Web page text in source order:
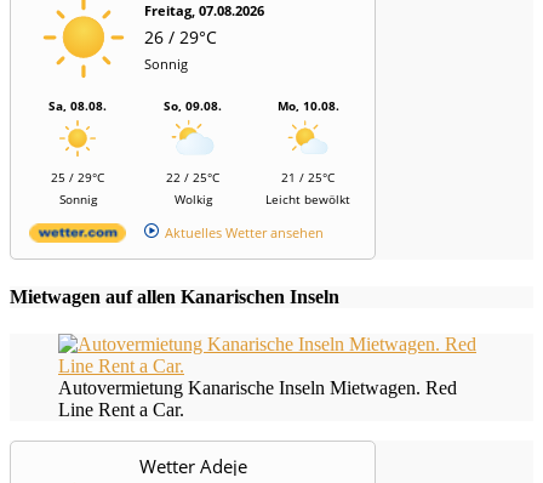
Freitag, 07.08.2026
26 / 29°C
Sonnig
Sa, 08.08.
25 / 29°C
Sonnig
So, 09.08.
22 / 25°C
Wolkig
Mo, 10.08.
21 / 25°C
Leicht bewölkt
Aktuelles Wetter ansehen
Mietwagen auf allen Kanarischen Inseln
Autovermietung Kanarische Inseln Mietwagen. Red
Line Rent a Car.
Wetter Adeje